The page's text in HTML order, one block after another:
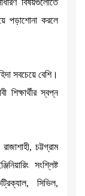
বিষয়গুলোতে
পড়াশোনা করলে
সবচেয়ে বেশি।
শিক্ষার্থীর স্বপ্ন
চট্টগ্রাম
সংশ্লিষ্ট
সিভিল,